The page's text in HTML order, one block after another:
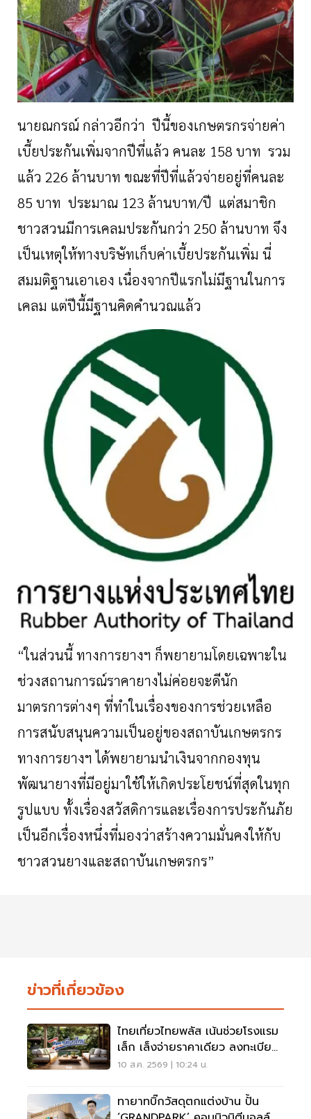
นายณกรณ์ กล่าวอีกว่า ปีนี้ของเกษตรกรจ่ายค่า
เบี้ยประกันเพิ่มจากปีที่แล้ว คนละ 158 บาท รวม
แล้ว 226 ล้านบาท ขณะที่ปีที่แล้วจ่ายอยู่ที่คนละ
85 บาท ประมาณ 123 ล้านบาท/ปี แต่สมาชิก
ชาวสวนมีการเคลมประกันกว่า 250 ล้านบาท จึง
เป็นเหตุให้ทางบริษัทเก็บค่าเบี้ยประกันเพิ่ม นี่
สมมติฐานเอาเอง เนื่องจากปีแรกไม่มีฐานในการ
เคลม แต่ปีนี้มีฐานคิดคำนวณแล้ว
“ในส่วนนี้ ทางการยางฯ ก็พยายามโดยเฉพาะใน
ช่วงสถานการณ์ราคายางไม่ค่อยจะดีนัก
มาตรการต่างๆ ที่ทำในเรื่องของการช่วยเหลือ
การสนับสนุนความเป็นอยู่ของสถาบันเกษตรกร
ทางการยางฯ ได้พยายามนำเงินจากกองทุน
พัฒนายางที่มีอยู่มาใช้ให้เกิดประโยชน์ที่สุดในทุก
รูปแบบ ทั้งเรื่องสวัสดิการและเรื่องการประกันภัย
เป็นอีกเรื่องหนึ่งที่มองว่าสร้างความมั่นคงให้กับ
ชาวสวนยางและสถาบันเกษตรกร”
ข่าวที่เกี่ยวข้อง
ไทยเที่ยวไทยพลัส เน้นช่วยโรงแรม
เล็ก เล็งจ่ายราคาเดียว ลงทะเบียน
ต.ค.นี้
10 ส.ค. 2569 | 10:24 น.
ทายาทบิ๊กวัสดุตกแต่งบ้าน ปั้น